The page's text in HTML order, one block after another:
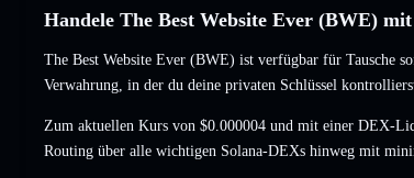
Handele The Best Website Ever (BWE)
The Best Website Ever (BWE) ist verfügbar für Tausche
Verwahrung, in der du deine privaten Schlüssel
Zum aktuellen Kurs von $0.000004 und mit einer DEX-
Routing über alle wichtigen Solana-DEXs hinweg mit